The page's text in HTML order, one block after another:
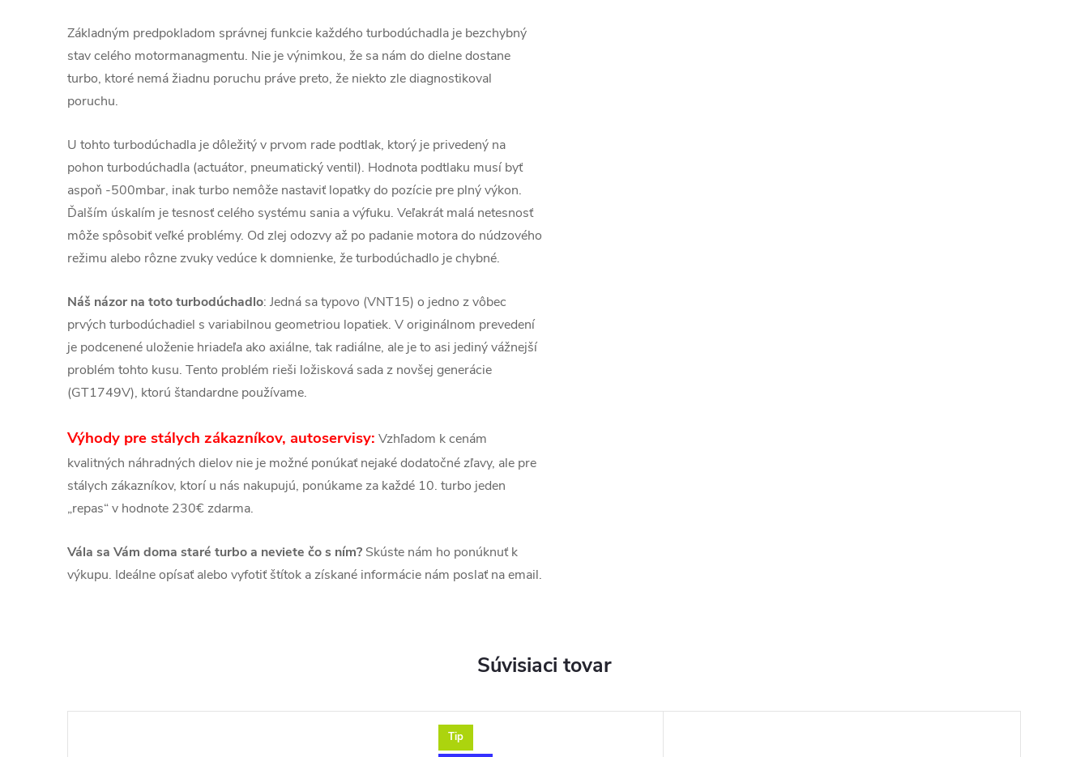
Základným predpokladom správnej funkcie každého turbodúchadla je bezchybný
stav celého motormanagmentu. Nie je výnimkou, že sa nám do dielne dostane
turbo, ktoré nemá žiadnu poruchu práve preto, že niekto zle diagnostikoval
poruchu.
U tohto turbodúchadla je dôležitý v prvom rade podtlak, ktorý je privedený na
pohon turbodúchadla (actuátor, pneumatický ventil). Hodnota podtlaku musí byť
aspoň -500mbar, inak turbo nemôže nastaviť lopatky do pozície pre plný výkon.
Ďalším úskalím je tesnosť celého systému sania a výfuku. Veľakrát malá netesnosť
môže spôsobiť veľké problémy. Od zlej odozvy až po padanie motora do núdzového
režimu alebo rôzne zvuky vedúce k domnienke, že turbodúchadlo je chybné.
Náš názor na toto turbodúchadlo: Jedná sa typovo (VNT15) o jedno z vôbec
prvých turbodúchadiel s variabilnou geometriou lopatiek. V originálnom prevedení
je podcenené uloženie hriadeľa ako axiálne, tak radiálne, ale je to asi jediný vážnejší
problém tohto kusu. Tento problém rieši ložisková sada z novšej generácie
(GT1749V), ktorú štandardne používame.
Výhody pre stálych zákazníkov, autoservisy: Vzhľadom k cenám
kvalitných náhradných dielov nie je možné ponúkať nejaké dodatočné zľavy, ale pre
stálych zákazníkov, ktorí u nás nakupujú, ponúkame za každé 10. turbo jeden
„repas“ v hodnote 230€ zdarma.
Vála sa Vám doma staré turbo a neviete čo s ním? Skúste nám ho ponúknuť k
výkupu. Ideálne opísať alebo vyfotiť štítok a získané informácie nám poslať na email.
Súvisiaci tovar
Tip